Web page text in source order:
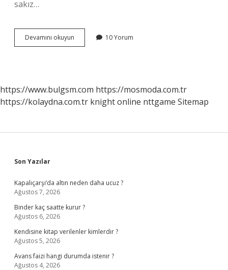
sakız…
Devamını okuyun
Sakız
10 Yorum
https://www.bulgsm.com https://mosmoda.com.tr
https://kolaydna.com.tr knight online nttgame Sitemap
Sidebar
Son Yazılar
Kapalıçarşı’da altın neden daha ucuz ?
Ağustos 7, 2026
Binder kaç saatte kurur ?
Ağustos 6, 2026
Kendisine kitap verilenler kimlerdir ?
Ağustos 5, 2026
Avans faizi hangi durumda istenir ?
Ağustos 4, 2026